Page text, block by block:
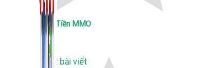
Kiếm Tiền MMO
1,422 bài viết